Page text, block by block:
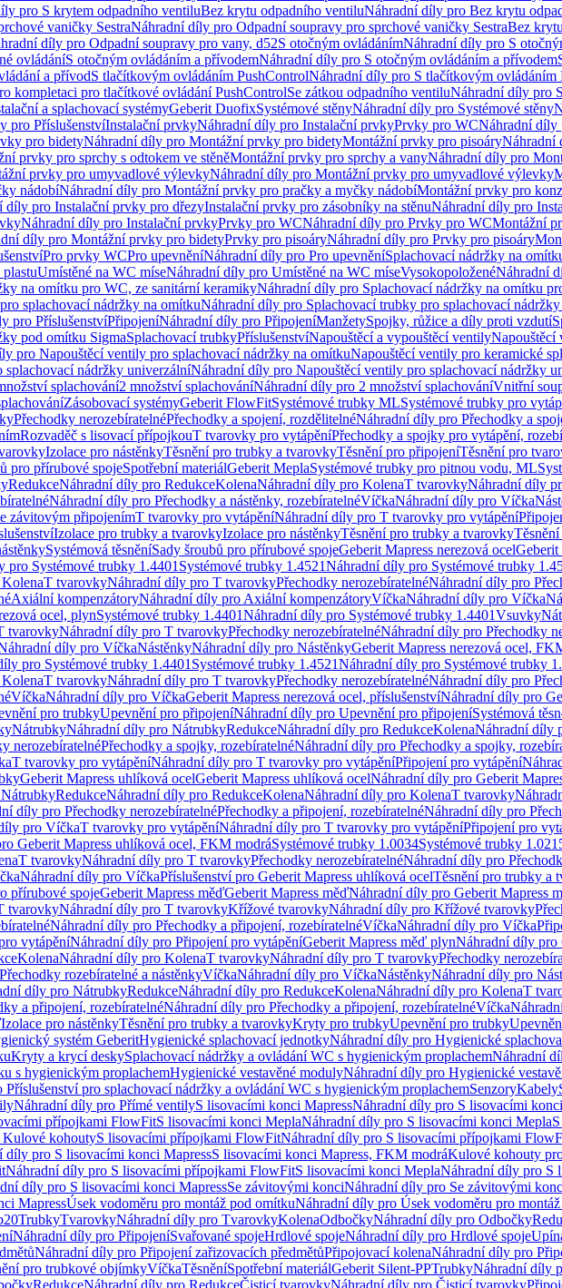
pro S krytem odpadního ventiluBez krytu odpadního ventiluNáhradní díly pro Bez krytu
vaničky SestraNáhradní díly pro Odpadní soupravy pro sprchové vaničky SestraBez
díly pro Odpadní soupravy pro vany, d52S otočným ovládánímNáhradní díly pro S
ovládáníS otočným ovládáním a přívodemNáhradní díly pro S otočným ovládáním a přívodem
a přívodS tlačítkovým ovládáním PushControlNáhradní díly pro S tlačítkovým ovládáním
kompletaci pro tlačítkové ovládání PushControlSe zátkou odpadního ventiluNáhradní díly pro
a splachovací systémyGeberit DuofixSystémové stěnyNáhradní díly pro Systémové stěny
pro PříslušenstvíInstalační prvkyNáhradní díly pro Instalační prvkyPrvky pro WCNáhradní díly
pro bidetyNáhradní díly pro Montážní prvky pro bidetyMontážní prvky pro pisoáryNáhradní
prvky pro sprchy s odtokem ve stěněMontážní prvky pro sprchy a vanyNáhradní díly pro
prvky pro umyvadlové výlevkyNáhradní díly pro Montážní prvky pro umyvadlové výlevky
nádobíNáhradní díly pro Montážní prvky pro pračky a myčky nádobíMontážní prvky pro
díly pro Instalační prvky pro dřezyInstalační prvky pro zásobníky na stěnuNáhradní díly pro
Náhradní díly pro Instalační prvkyPrvky pro WCNáhradní díly pro Prvky pro WCMontážní
díly pro Montážní prvky pro bidetyPrvky pro pisoáryNáhradní díly pro Prvky pro pisoáry
Pro prvky WCPro upevněníNáhradní díly pro Pro upevněníSplachovací nádržky na
Umístěné na WC míseNáhradní díly pro Umístěné na WC míseVysokopoloženéNáhradní
na omítku pro WC, ze sanitární keramikyNáhradní díly pro Splachovací nádržky na omítku
splachovací nádržky na omítkuNáhradní díly pro Splachovací trubky pro splachovací
pro PříslušenstvíPřipojeníNáhradní díly pro PřipojeníManžetySpojky, růžice a díly proti vzdutí
pod omítku SigmaSplachovací trubkyPříslušenstvíNapouštěcí a vypouštěcí ventilyNapouštěcí
pro Napouštěcí ventily pro splachovací nádržky na omítkuNapouštěcí ventily pro keramické
splachovací nádržky univerzálníNáhradní díly pro Napouštěcí ventily pro splachovací nádržky
splachování2 množství splachováníNáhradní díly pro 2 množství splachováníVnitřní
Zásobovací systémyGeberit FlowFitSystémové trubky MLSystémové trubky pro
Přechodky nerozebíratelnéPřechodky a spojení, rozdělitelnéNáhradní díly pro Přechodky a
Rozvaděč s lisovací přípojkouT tvarovky pro vytápěníPřechodky a spojky pro vytápění,
Izolace pro nástěnkyTěsnění pro trubky a tvarovkyTěsnění pro připojeníTěsnění pro
pro přírubové spojeSpotřební materiálGeberit MeplaSystémové trubky pro pitnou vodu, ML
RedukceNáhradní díly pro RedukceKolenaNáhradní díly pro KolenaT tvarovkyNáhradní díly
Náhradní díly pro Přechodky a nástěnky, rozebíratelnéVíčkaNáhradní díly pro Víčka
závitovým připojenímT tvarovky pro vytápěníNáhradní díly pro T tvarovky pro vytápění
Izolace pro trubky a tvarovkyIzolace pro nástěnkyTěsnění pro trubky a tvarovky
Systémová těsněníSady šroubů pro přírubové spojeGeberit Mapress nerezová ocelGeberit
pro Systémové trubky 1.4401 Systémové trubky 1.4521Náhradní díly pro Systémové trubky
T tvarovkyNáhradní díly pro T tvarovkyPřechodky nerozebíratelnéNáhradní díly pro
Axiální kompenzátoryNáhradní díly pro Axiální kompenzátoryVíčkaNáhradní díly pro Víčka
ocel, plynSystémové trubky 1.4401Náhradní díly pro Systémové trubky 1.4401Vsuvky
tvarovkyNáhradní díly pro T tvarovkyPřechodky nerozebíratelnéNáhradní díly pro Přechodky
díly pro VíčkaNástěnkyNáhradní díly pro NástěnkyGeberit Mapress nerezová ocel,
pro Systémové trubky 1.4401 Systémové trubky 1.4521Náhradní díly pro Systémové trubky
T tvarovkyNáhradní díly pro T tvarovkyPřechodky nerozebíratelnéNáhradní díly pro
VíčkaNáhradní díly pro VíčkaGeberit Mapress nerezová ocel, příslušenstvíNáhradní díly pro
pro trubkyUpevnění pro připojeníNáhradní díly pro Upevnění pro připojeníSystémová
NátrubkyNáhradní díly pro NátrubkyRedukceNáhradní díly pro RedukceKolenaNáhradní díly
nerozebíratelnéPřechodky a spojky, rozebíratelnéNáhradní díly pro Přechodky a spojky,
T tvarovky pro vytápěníNáhradní díly pro T tvarovky pro vytápěníPřipojení pro vytápění
Geberit Mapress uhlíková ocelGeberit Mapress uhlíková ocelNáhradní díly pro Geberit
RedukceNáhradní díly pro RedukceKolenaNáhradní díly pro KolenaT tvarovky
díly pro Přechodky nerozebíratelnéPřechodky a připojení, rozebíratelnéNáhradní díly pro
pro VíčkaT tvarovky pro vytápěníNáhradní díly pro T tvarovky pro vytápěníPřipojení pro
Geberit Mapress uhlíková ocel, FKM modráSystémové trubky 1.0034Systémové trubky
T tvarovkyNáhradní díly pro T tvarovkyPřechodky nerozebíratelnéNáhradní díly pro
Náhradní díly pro VíčkaPříslušenství pro Geberit Mapress uhlíková ocelTěsnění pro trubky a
přírubové spojeGeberit Mapress měďGeberit Mapress měďNáhradní díly pro Geberit Mapress
tvarovkyNáhradní díly pro T tvarovkyKřížové tvarovkyNáhradní díly pro Křížové tvarovky
Náhradní díly pro Přechodky a připojení, rozebíratelnéVíčkaNáhradní díly pro Víčka
vytápěníNáhradní díly pro Připojení pro vytápěníGeberit Mapress měď plynNáhradní díly pro
KolenaNáhradní díly pro KolenaT tvarovkyNáhradní díly pro T tvarovkyPřechodky
rozebíratelné a nástěnkyVíčkaNáhradní díly pro VíčkaNástěnkyNáhradní díly pro
díly pro NátrubkyRedukceNáhradní díly pro RedukceKolenaNáhradní díly pro KolenaT
a připojení, rozebíratelnéNáhradní díly pro Přechodky a připojení, rozebíratelnéVíčka
Izolace pro nástěnkyTěsnění pro trubky a tvarovkyKryty pro trubkyUpevnění pro trubky
systém GeberitHygienické splachovací jednotkyNáhradní díly pro Hygienické
Kryty a krycí deskySplachovací nádržky a ovládání WC s hygienickým proplachemNáhradní
s hygienickým proplachemHygienické vestavěné modulyNáhradní díly pro Hygienické
pro splachovací nádržky a ovládání WC s hygienickým proplachemSenzoryKabely
Náhradní díly pro Přímé ventilyS lisovacími konci MapressNáhradní díly pro S lisovacími
přípojkami FlowFitS lisovacími konci MeplaNáhradní díly pro S lisovacími konci Mepla
kohoutyS lisovacími přípojkami FlowFitNáhradní díly pro S lisovacími přípojkami
díly pro S lisovacími konci MapressS lisovacími konci Mapress, FKM modráKulové kohouty
Náhradní díly pro S lisovacími přípojkami FlowFitS lisovacími konci MeplaNáhradní díly pro S
díly pro S lisovacími konci MapressSe závitovými konciNáhradní díly pro Se závitovými
MapressÚsek vodoměru pro montáž pod omítkuNáhradní díly pro Úsek vodoměru pro
TrubkyTvarovkyNáhradní díly pro TvarovkyKolenaOdbočkyNáhradní díly pro Odbočky
Náhradní díly pro PřipojeníSvařované spojeHrdlové spojeNáhradní díly pro Hrdlové spoje
Náhradní díly pro Připojení zařizovacích předmětůPřipojovací kolenaNáhradní díly pro
pro trubkové objímkyVíčkaTěsněníSpotřební materiálGeberit Silent-PPTrubkyNáhradní díly
RedukceNáhradní díly pro RedukceČisticí tvarovkyNáhradní díly pro Čisticí tvarovky